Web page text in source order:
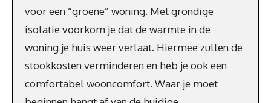
voor een “groene” woning. Met grondige
isolatie voorkom je dat de warmte in de
woning je huis weer verlaat. Hiermee zullen de
stookkosten verminderen en heb je ook een
comfortabel wooncomfort. Waar je moet